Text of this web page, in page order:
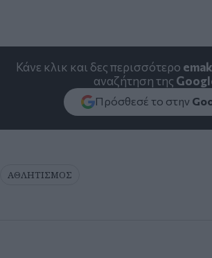
Κάνε κλικ και δες περισσότερο
αναζήτηση της
Πρόσθεσέ το στην
ΑΘΛΗΤΙΣΜΟΣ